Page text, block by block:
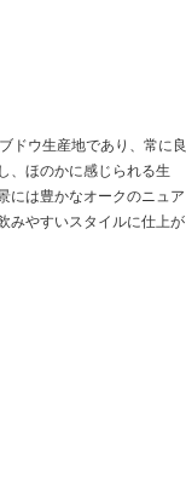
ドウ生産地であり、常に良
、ほのかに感じられる生
には豊かなオークのニュア
みやすいスタイルに仕上が